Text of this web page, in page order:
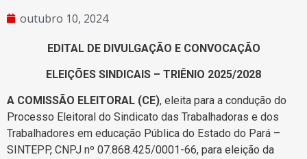
outubro 10, 2024
EDITAL DE DIVULGAÇÃO E CONVOCAÇÃO
ELEIÇÕES SINDICAIS – TRIÊNIO 2025/2028
A COMISSÃO ELEITORAL (CE), eleita para a condução do
Processo Eleitoral do Sindicato das Trabalhadoras e dos
Trabalhadores em educação Pública do Estado do Pará –
SINTEPP, CNPJ nº 07.868.425/0001-66, para eleição da